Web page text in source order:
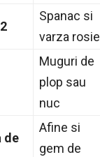
Spanac si
varza rosie
Muguri de
plop sau
nuc
de
Afine si
gem de